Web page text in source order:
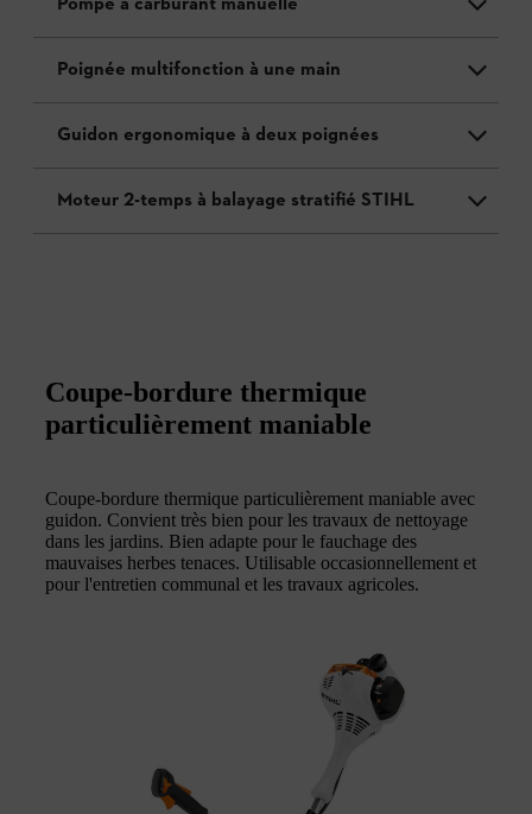
Poignée multifonction à une main
Guidon ergonomique à deux poignées
Moteur 2-temps à balayage stratifié STIHL
Coupe-bordure thermique
particulièrement maniable
Coupe-bordure thermique particulièrement maniable avec
guidon. Convient très bien pour les travaux de nettoyage
dans les jardins. Bien adapte pour le fauchage des
mauvaises herbes tenaces. Utilisable occasionnellement et
pour l'entretien communal et les travaux agricoles.